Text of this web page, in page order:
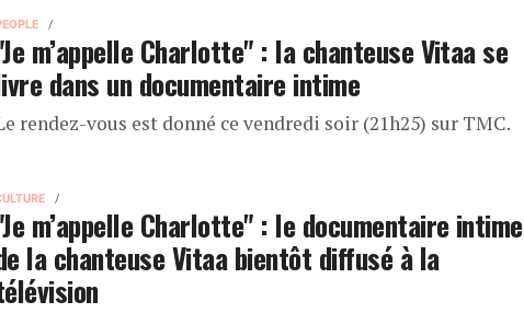
m’appelle Charlotte" : la chanteuse Vitaa se
dans un documentaire intime
rendez-vous est donné ce vendredi soir (21h25) sur TMC.
m’appelle Charlotte" : le documentaire intime
la chanteuse Vitaa bientôt diffusé à la